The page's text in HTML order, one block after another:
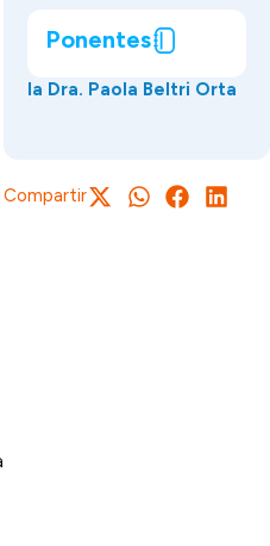
Ponentes
la Dra. Paola Beltri Orta
Compartir